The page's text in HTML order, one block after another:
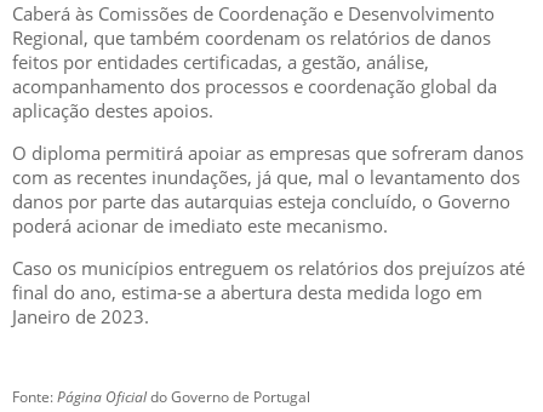
Caberá às Comissões de Coordenação e Desenvolvimento
Regional, que também coordenam os relatórios de danos
feitos por entidades certificadas, a gestão, análise,
acompanhamento dos processos e coordenação global da
aplicação destes apoios.
O diploma permitirá apoiar as empresas que sofreram danos
com as recentes inundações, já que, mal o levantamento dos
danos por parte das autarquias esteja concluído, o Governo
poderá acionar de imediato este mecanismo.
Caso os municípios entreguem os relatórios dos prejuízos até
final do ano, estima-se a abertura desta medida logo em
Janeiro de 2023.
Fonte:Página Oficialdo Governo de Portugal